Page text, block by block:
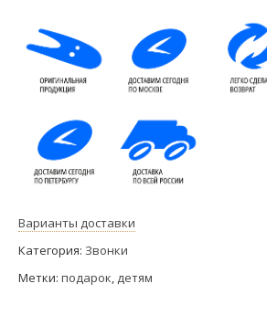
Варианты доставки
Категория: Звонки
Метки: подарок, детям